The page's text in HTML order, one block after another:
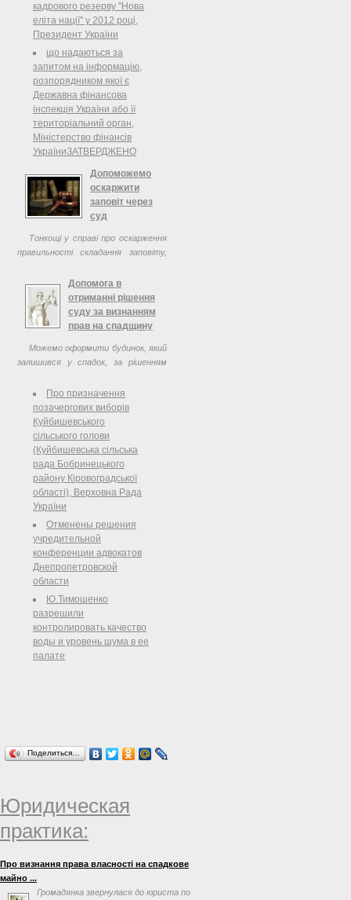
кадрового резерву "Нова
еліта нації" у 2012 році,
Президент України
що надаються за
запитом на інформацію,
розпорядником якої є
Державна фінансова
інспекція України або її
територіальний орган,
Міністерство фінансів
УкраїниЗАТВЕРДЖЕНО
Допоможемо
оскаржити
заповіт через
суд
Тонкощі у справі про оскарження
правильності складання заповіту,
судовому порядку.Допомога в
отриманні рішення
суду за визнанням
прав на спадщину
Можемо оформити будинок, який
залишився у спадок, за рішенням
навіть, без правовстановлюючих
документів.
Про призначення
позачергових виборів
Куйбишевського
сільського голови
(Куйбишевська сільська
рада Бобринецького
району Кіровоградської
області), Верховна Рада
України
Отменены решения
учредительной
конференции адвокатов
Днепропетровской
области
Ю.Тимошенко
разрешили
контролировать качество
воды и уровень шума в ее
палате
Поделиться…
Юридическая
практика:
Про визнання права власності на спадкове
майно ...
Громадянка звернулася до юриста по